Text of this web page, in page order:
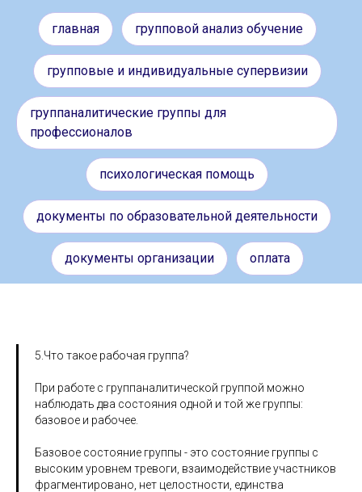
главная групповой анализ обучение
групповые и индивидуальные супервизии
группаналитические группы для
профессионалов
психологическая помощь
документы по образовательной деятельности
документы организации оплата
5.Что такое рабочая группа?
При работе с группаналитической группой можно
наблюдать два состояния одной и той же группы:
базовое и рабочее.
Базовое состояние группы - это состояние группы с
высоким уровнем тревоги, взаимодействие участников
фрагментировано, нет целостности, единства